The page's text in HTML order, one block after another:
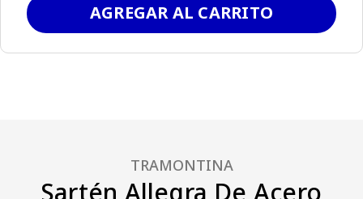
AGREGAR AL CARRITO
TRAMONTINA
Sartén Allegra De Acero